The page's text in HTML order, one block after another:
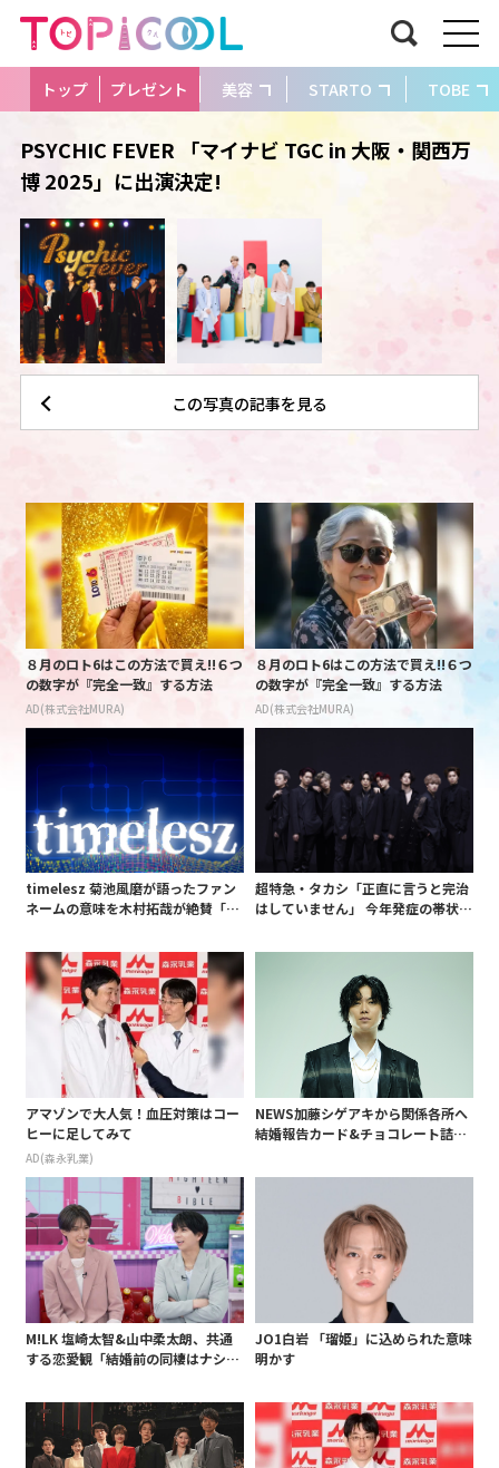
トップ プレゼント 美容 STARTO TOBE
PSYCHIC FEVER 「マイナビ TGC in 大阪・関西万
博 2025」に出演決定!
この写真の記事を見る
８月のロト6はこの方法で買え!!６つ
の数字が『完全一致』する方法
AD(株式会社MURA)
８月のロト6はこの方法で買え!!６つ
の数字が『完全一致』する方法
AD(株式会社MURA)
timelesz 菊池風磨が語ったファン
ネームの意味を木村拓哉が絶賛「考
超特急・タカシ「正直に言うと完治
はしていません」 今年発症の帯状疱
白 後遺症も語る
アマゾンで大人気！血圧対策はコー
ヒーに足してみて
AD(森永乳業)
NEWS加藤シゲアキから関係各所へ
結婚報告カード&チョコレート詰め
も添えて
M!LK 塩崎太智&山中柔太朗、共通
する恋愛観「結婚前の同棲はナシ」
JO1白岩 「瑠姫」に込められた意味
明かす